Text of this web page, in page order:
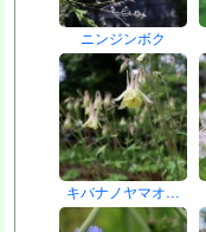
ニンジンボク
キバナノヤマオ…